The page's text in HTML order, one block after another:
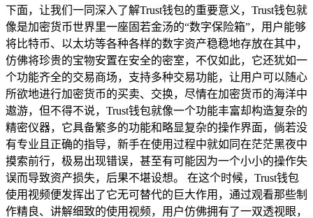
下面，让我们一同深入了解Trust钱包的重要意义，Trust钱包就
像是加密货币世界里一座固若金汤的“数字保险箱”，用户能够
将比特币、以太坊等各种各样的数字资产稳稳地存放在其中，
仿佛将珍贵的宝物安置在安全的密室，不仅如此，它还犹如一
个功能齐全的交易商场，支持多种交易功能，让用户可以随心
所欲地进行加密货币的买卖、交换，尽情在加密货币的海洋中
遨游，但不得不说，Trust钱包就像一个功能丰富却构造复杂的
精密仪器，它具备繁多的功能和略显复杂的操作界面，倘若没
有专业且正确的指导，新手在使用过程中就如同在茫茫黑夜中
摸索前行，极易出现错误，甚至有可能因为一个小小的操作失
误而导致资产损失，后果不堪设想。 在这个时候，Trust钱包
使用视频便发挥出了它无可替代的巨大作用，通过观看那些制
作精良、讲解细致的使用视频，用户仿佛拥有了一双透视眼，